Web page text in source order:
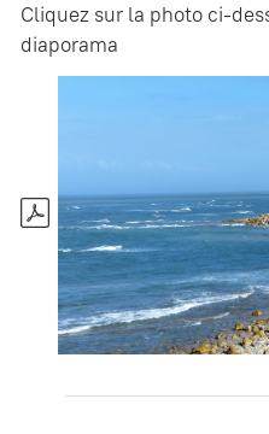
Cliquez sur la photo ci-
diaporama